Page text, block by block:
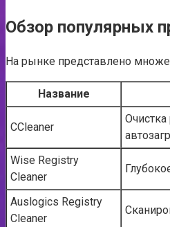
Обзор популярных
На рынке представлено
Название
CCleaner
Wise Registry
Cleaner
Auslogics Registry
Cleaner